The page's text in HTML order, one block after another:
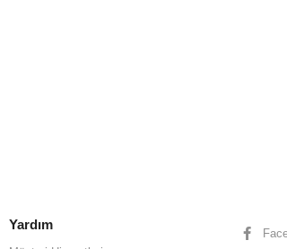
Yardım